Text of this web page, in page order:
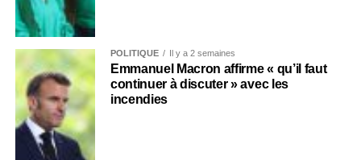
POLITIQUE Il y a 2 semaines
Emmanuel Macron affirme « qu’il faut
continuer à discuter » avec les
incendies